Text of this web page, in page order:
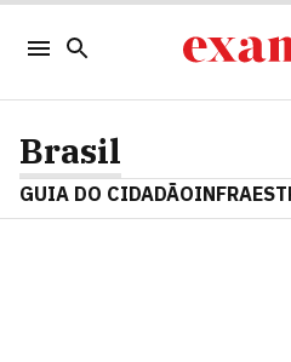
Brasil
GUIA DO CIDADÃO